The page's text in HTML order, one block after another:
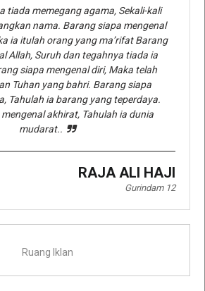
tiada memegang agama, Sekali-kali
nama. Barang siapa mengenal
ia itulah orang yang ma’rifat Barang
Allah, Suruh dan tegahnya tiada ia
siapa mengenal diri, Maka telah
Tuhan yang bahri. Barang siapa
Tahulah ia barang yang teperdaya.
akhirat, Tahulah ia dunia
mudarat..
RAJA ALI HAJI
Gurindam 12
Ruang Iklan